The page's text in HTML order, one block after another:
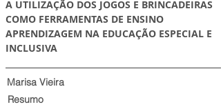
A UTILIZAÇÃO DOS JOGOS E BRINCADEIRAS
COMO FERRAMENTAS DE ENSINO
APRENDIZAGEM NA EDUCAÇÃO ESPECIAL E
INCLUSIVA
Marisa Vieira
Resumo